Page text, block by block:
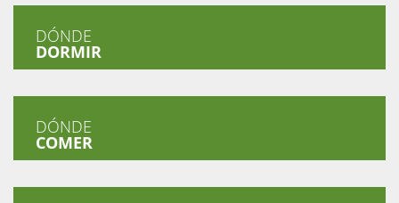
DÓNDE
DORMIR
DÓNDE
COMER